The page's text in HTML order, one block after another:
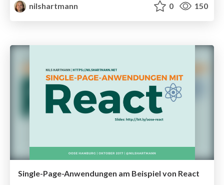
nilshartmann
0 150
Single-Page-Anwendungen am Beispiel von React